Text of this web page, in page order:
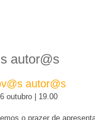
autor@s
autor@s
outubro | 19.00
o prazer de